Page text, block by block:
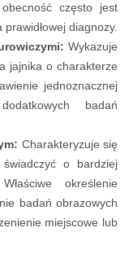
często jest
diagnozy.
Wykazuje
jajnika o charakterze
jednoznacznej
badań
Charakteryzuje się
o bardziej
określenie
badań obrazowych
miejscowe lub